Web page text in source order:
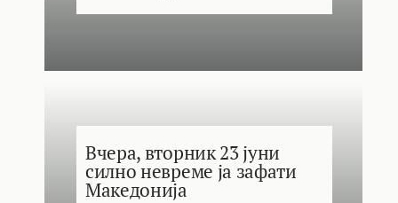
Вчера, вторник 23 јуни
силно невреме ја зафати
Македонија